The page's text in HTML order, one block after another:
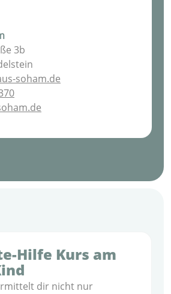
3b
soham.de
Hilfe Kurs am
dir nicht nur